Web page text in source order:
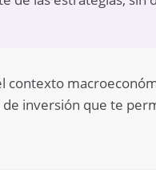
contexto
inversión que te